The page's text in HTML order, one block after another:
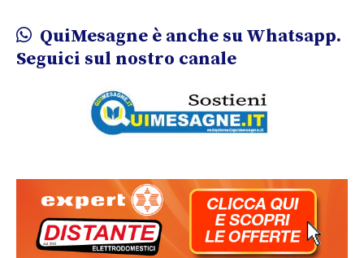
QuiMesagne è anche su Whatsapp.
Seguici sul nostro canale